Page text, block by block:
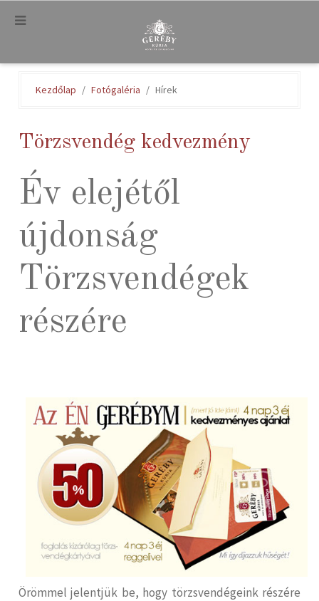
.
Kezdőlap Fotógaléria Hírek
Törzsvendég kedvezmény
Év elejétől
újdonság
Törzsvendégek
részére
Örömmel jelentjük be, hogy törzsvendégeink részére